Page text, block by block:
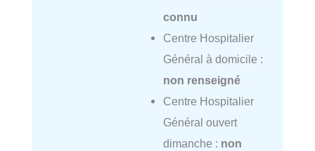
connu
Centre Hospitalier
Général à domicile :
non renseigné
Centre Hospitalier
Général ouvert
dimanche : non